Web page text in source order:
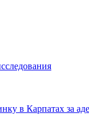
в Карпатах за